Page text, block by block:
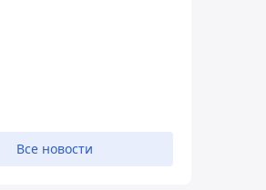
Все новости